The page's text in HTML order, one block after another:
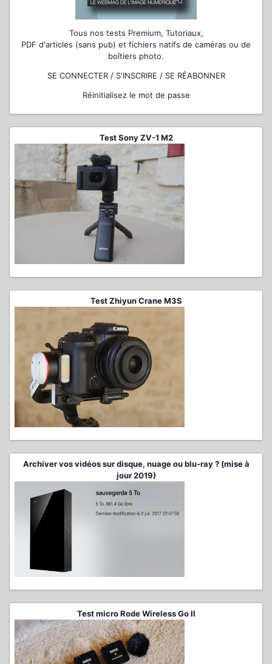
Tous nos tests Premium, Tutoriaux,
PDF d'articles (sans pub) et fichiers natifs de caméras ou de
boîtiers photo.
SE CONNECTER / S'INSCRIRE / SE RÉABONNER
Réinitialisez le mot de passe
Test Sony ZV-1 M2
Test Zhiyun Crane M3S
Archiver vos vidéos sur disque, nuage ou blu-ray ? (mise à
jour 2019)
Test micro Rode Wireless Go II